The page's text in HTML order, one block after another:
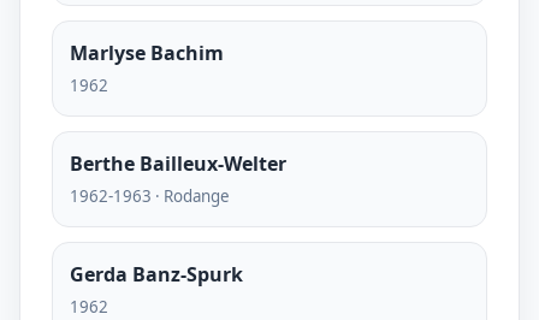
Marlyse Bachim
1962
Berthe Bailleux-Welter
1962-1963 · Rodange
Gerda Banz-Spurk
1962